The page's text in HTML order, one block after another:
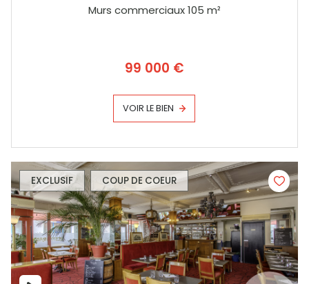
Murs commerciaux 105 m²
99 000 €
VOIR LE BIEN
EXCLUSIF COUP DE COEUR